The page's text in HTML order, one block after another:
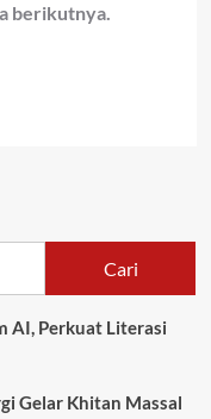
berikutnya.
Cari
AI, Perkuat Literasi
Gelar Khitan Massal